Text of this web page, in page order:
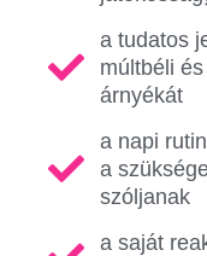
a tudatos
múltbéli
árnyékát
a napi
a
szóljanak
a saját